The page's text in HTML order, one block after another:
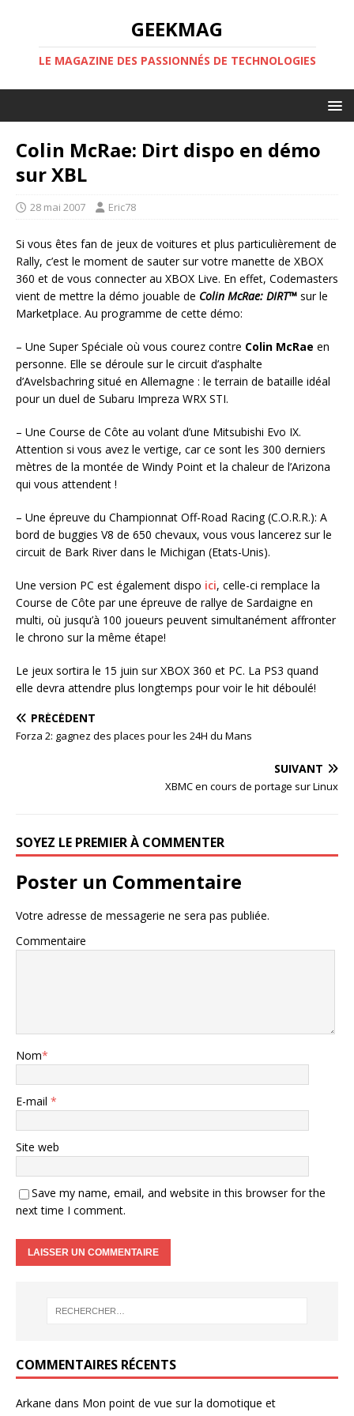
GEEKMAG
LE MAGAZINE DES PASSIONNÉS DE TECHNOLOGIES
Colin McRae: Dirt dispo en démo
sur XBL
28 mai 2007 Eric78
Si vous êtes fan de jeux de voitures et plus particulièrement de
Rally, c’est le moment de sauter sur votre manette de XBOX
360 et de vous connecter au XBOX Live. En effet, Codemasters
vient de mettre la démo jouable de Colin McRae: DIRT™ sur le
Marketplace. Au programme de cette démo:
– Une Super Spéciale où vous courez contre Colin McRae en
personne. Elle se déroule sur le circuit d’asphalte
d’Avelsbachring situé en Allemagne : le terrain de bataille idéal
pour un duel de Subaru Impreza WRX STI.
– Une Course de Côte au volant d’une Mitsubishi Evo IX.
Attention si vous avez le vertige, car ce sont les 300 derniers
mètres de la montée de Windy Point et la chaleur de l’Arizona
qui vous attendent !
– Une épreuve du Championnat Off-Road Racing (C.O.R.R.): A
bord de buggies V8 de 650 chevaux, vous vous lancerez sur le
circuit de Bark River dans le Michigan (Etats-Unis).
Une version PC est également dispo ici, celle-ci remplace la
Course de Côte par une épreuve de rallye de Sardaigne en
multi, où jusqu’à 100 joueurs peuvent simultanément affronter
le chrono sur la même étape!
Le jeux sortira le 15 juin sur XBOX 360 et PC. La PS3 quand
elle devra attendre plus longtemps pour voir le hit déboulé!
PRÉCÉDENT
Forza 2: gagnez des places pour les 24H du Mans
SUIVANT
XBMC en cours de portage sur Linux
SOYEZ LE PREMIER À COMMENTER
Poster un Commentaire
Votre adresse de messagerie ne sera pas publiée.
Commentaire
Nom*
E-mail *
Site web
Save my name, email, and website in this browser for the
next time I comment.
COMMENTAIRES RÉCENTS
Arkane dans Mon point de vue sur la domotique et